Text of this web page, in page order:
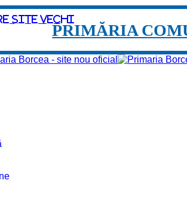
site vechi
PRIMĂRIA